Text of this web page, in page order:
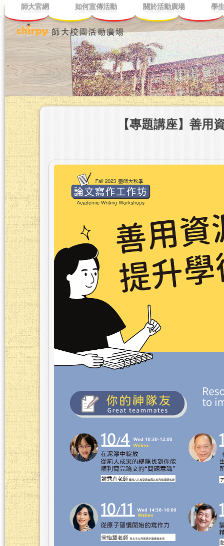
師大官網 如何宣傳活動 關於活動廣場 學
【專題講座】善用